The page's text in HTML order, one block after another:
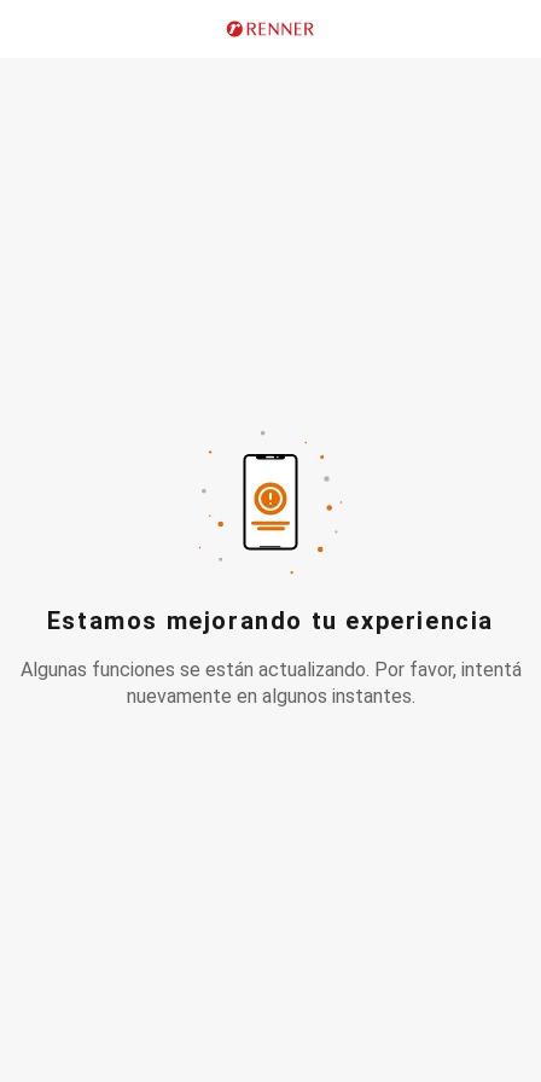
Estamos mejorando tu experiencia
Algunas funciones se están actualizando. Por favor, intentá
nuevamente en algunos instantes.